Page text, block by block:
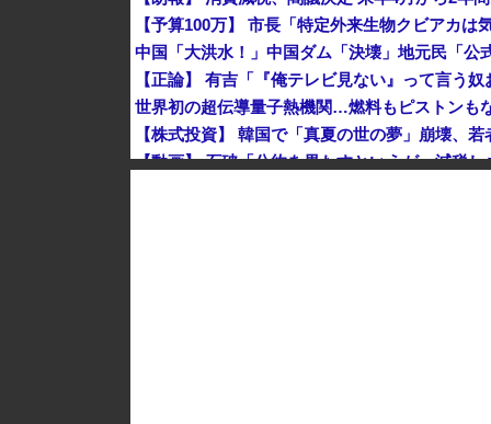
世界初の超伝導量子熱機関…燃料もピストンも